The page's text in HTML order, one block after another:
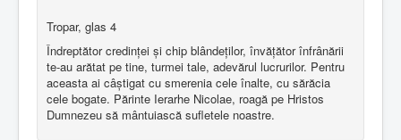
Tropar, glas 4
Îndreptător credinţei şi chip blândeţilor, învăţător înfrânării
te-au arătat pe tine, turmei tale, adevărul lucrurilor. Pentru
aceasta ai câştigat cu smerenia cele înalte, cu sărăcia
cele bogate. Părinte Ierarhe Nicolae, roagă pe Hristos
Dumnezeu să mântuiască sufletele noastre.